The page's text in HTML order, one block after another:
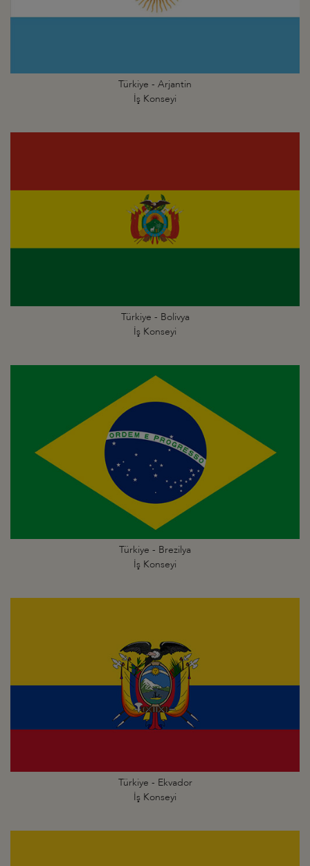
Türkiye - Arjantin
İş Konseyi
Türkiye - Bolivya
İş Konseyi
Türkiye - Brezilya
İş Konseyi
Türkiye - Ekvador
İş Konseyi